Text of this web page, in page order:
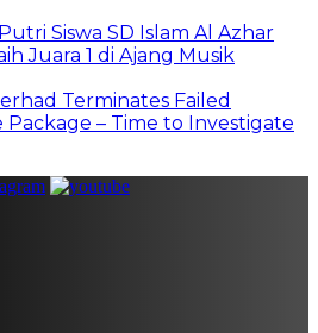
Siswa SD Islam Al Azhar
Juara 1 di Ajang Musik
Terminates Failed
Package – Time to Investigate